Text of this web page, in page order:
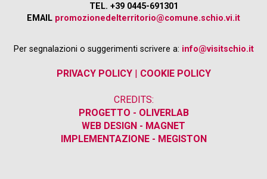
TEL. +39 0445-691301
EMAIL promozionedelterritorio@comune.schio.vi.it
Per segnalazioni o suggerimenti scrivere a: info@visitschio.it
PRIVACY POLICY| COOKIE POLICY
CREDITS:
PROGETTO - OLIVERLAB
WEB DESIGN - MAGNET
IMPLEMENTAZIONE - MEGISTON